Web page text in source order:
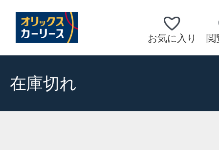
お気に入り 閲
在庫切れ